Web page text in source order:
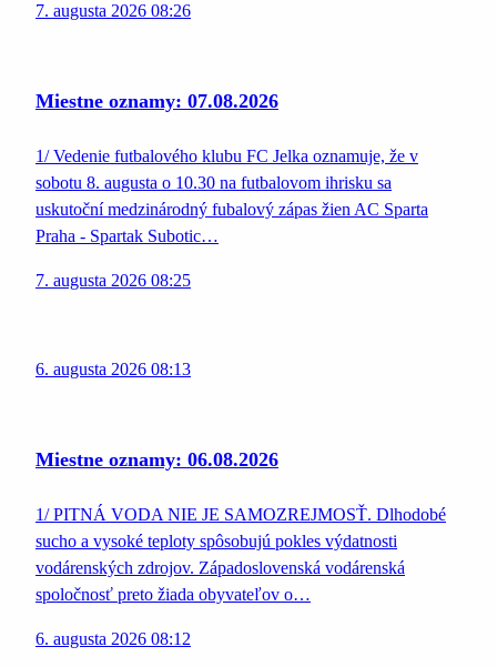
7. augusta 2026 08:26
Miestne oznamy: 07.08.2026
1/ Vedenie futbalového klubu FC Jelka oznamuje, že v
sobotu 8. augusta o 10.30 na futbalovom ihrisku sa
uskutoční medzinárodný fubalový zápas žien AC Sparta
Praha - Spartak Subotic…
7. augusta 2026 08:25
6. augusta 2026 08:13
Miestne oznamy: 06.08.2026
1/ PITNÁ VODA NIE JE SAMOZREJMOSŤ. Dlhodobé
sucho a vysoké teploty spôsobujú pokles výdatnosti
vodárenských zdrojov. Západoslovenská vodárenská
spoločnosť preto žiada obyvateľov o…
6. augusta 2026 08:12